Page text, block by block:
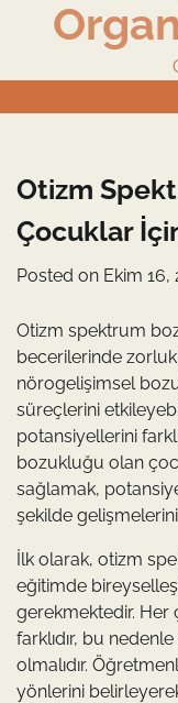
Otizm
Çocuklar
Posted on Ekim 16,
Otizm spektrum
becerilerinde
nörogelişimsel
süreçlerini
potansiyellerini
bozukluğu olan
sağlamak,
şekilde
İlk olarak, otizm
eğitimde
gerekmektedir. Her
farklıdır, bu
olmalıdır.
yönlerini